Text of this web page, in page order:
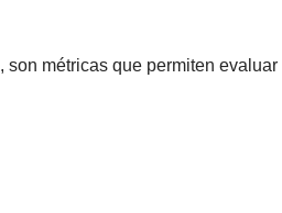
, son métricas que permiten evaluar